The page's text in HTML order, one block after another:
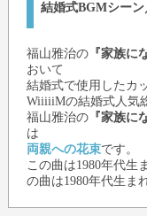
結婚式BGMシー
福山雅治の『家族に
おいて
結婚式で使用したカ
WiiiiiMの結婚式人気
福山雅治の『家族に
は
両親への花束です。
この曲は1980年代生
の曲は1980年代生ま